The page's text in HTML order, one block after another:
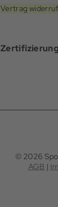
Vertrag
© 2026
AGB |